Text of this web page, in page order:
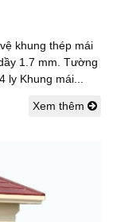
khung thép mái
1.7 mm. Tường
ly Khung mái...
Xem thêm